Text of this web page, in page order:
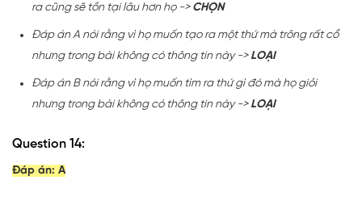
ra cũng sẽ tồn tại lâu hơn họ -> CHỌN
Đáp án A nói rằng vì họ muốn tạo ra một thứ mà trông rất cổ
nhưng trong bài không có thông tin này -> LOẠI
Đáp án B nói rằng vì họ muốn tìm ra thứ gì đó mà họ giỏi
nhưng trong bài không có thông tin này -> LOẠI
Question 14:
Đáp án: A